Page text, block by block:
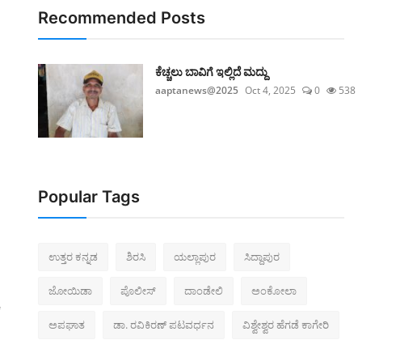
Recommended Posts
ಕೆಚ್ಚಲು ಬಾವಿಗೆ ಇಲ್ಲಿದೆ ಮದ್ದು
aaptanews@2025 Oct 4, 2025 0 538
Popular Tags
ಉತ್ತರ ಕನ್ನಡ ಶಿರಸಿ ಯಲ್ಲಾಪುರ ಸಿದ್ದಾಪುರ
ಜೋಯಿಡಾ ಪೊಲೀಸ್‌ ದಾಂಡೇಲಿ ಅಂಕೋಲಾ
ಅಪಘಾತ ಡಾ. ರವಿಕಿರಣ್ ಪಟವರ್ಧನ ವಿಶ್ವೇಶ್ವರ ಹೆಗಡೆ ಕಾಗೇರಿ